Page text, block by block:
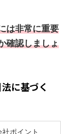
は非常に重要
確認しましょ
に基づく
ポイント